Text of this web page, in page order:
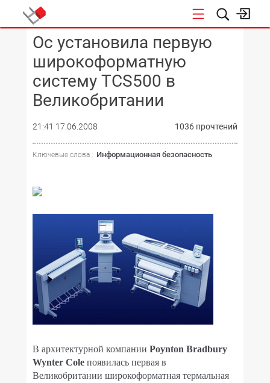
КОНФЕРЕНЦИИ
Oc установила первую
широкоформатную
систему TCS500 в
Великобритании
21:41 17.06.2008 1036 прочтений
Ключевые слова : Информационная безопасность
В архитектурной компании Poynton Bradbury
Wynter Cole появилась первая в
Великобритании широкоформатная термальная